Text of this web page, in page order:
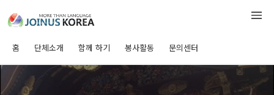
홈 단체소개 함께 하기 봉사활동 문의센터